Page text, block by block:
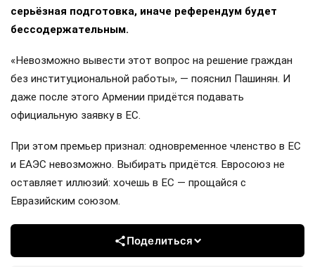
серьёзная подготовка, иначе референдум будет
бессодержательным.
«Невозможно вывести этот вопрос на решение граждан
без институциональной работы», — пояснил Пашинян. И
даже после этого Армении придётся подавать
официальную заявку в ЕС.
При этом премьер признал: одновременное членство в ЕС
и ЕАЭС невозможно. Выбирать придётся. Евросоюз не
оставляет иллюзий: хочешь в ЕС — прощайся с
Евразийским союзом.
Поделиться